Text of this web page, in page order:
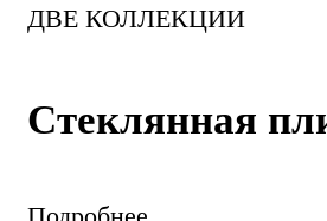
ДВЕ КОЛЛЕКЦИИ
Стеклянная